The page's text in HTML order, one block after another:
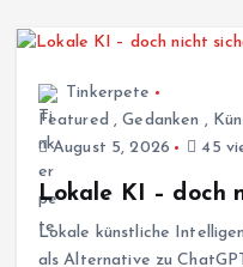
Tinkerpete
Featured ,Gedanken ,
August 5, 2026
45
Lokale KI – doch
Lokale künstliche
als Alternative zu